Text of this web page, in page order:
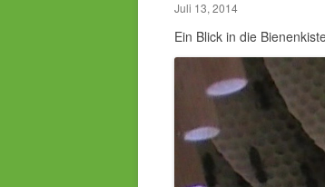
Juli 13, 2014
Ein Blick in die